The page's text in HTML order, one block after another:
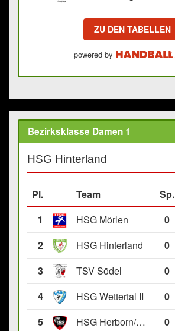
ZU DEN TABELLEN
powered by
Bezirksklasse Damen 1
HSG Hinterland
Pl. Team Sp.
1
HSG Mörlen 0
2
HSG Hinterland 0
3
TSV Södel 0
4
HSG Wettertal II 0
5
HSG Herborn/Seelbach 0